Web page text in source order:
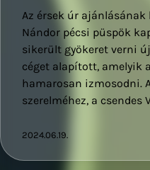
Az érsek úr
Nándor pécsi püspök
sikerült gyökeret verni
céget alapított, amelyik
hamarosan izmosodni.
szerelméhez, a csendes
2024.06.19.